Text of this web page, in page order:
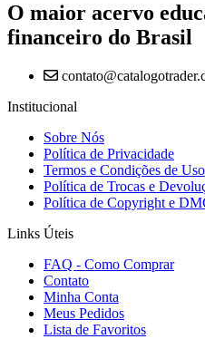
O maior acervo
financeiro do Brasil
Institucional
Sobre Nós
Política de Privacidade
Termos e Condições de Uso
Política de Trocas e
Política de Copyright e
Links Úteis
FAQ - Como Comprar
Contato
Minha Conta
Meus Pedidos
Lista de Favoritos